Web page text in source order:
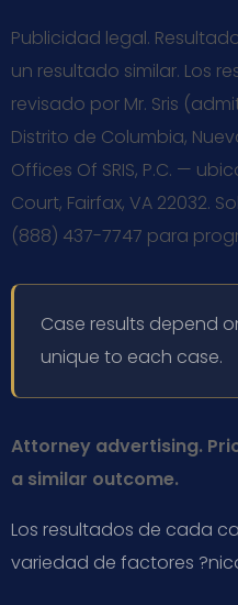
Publicidad legal.
un resultado similar. Los
revisado por Mr. Sris
Distrito de Columbia,
Offices Of SRIS, P.C. —
Court, Fairfax, VA 22032.
(888) 437-7747 para
Case results depend
unique to each case.
Attorney advertising.
a similar outcome.
Los resultados de cada
variedad de factores